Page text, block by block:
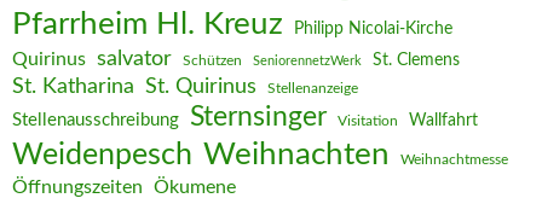
Pfarrheim Hl. Kreuz Philipp Nicolai-Kirche
Quirinus salvator Schützen SeniorennetzWerk St. Clemens
St. Katharina St. Quirinus Stellenanzeige
Stellenausschreibung Sternsinger Visitation Wallfahrt
Weidenpesch Weihnachten Weihnachtmesse
Öffnungszeiten Ökumene